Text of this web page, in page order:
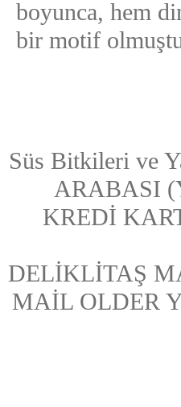
boyunca, hem
bir motif
Süs Bitkileri ve
ARABASI
KREDİ
DELİKLİTAŞ
MAİL OLDER